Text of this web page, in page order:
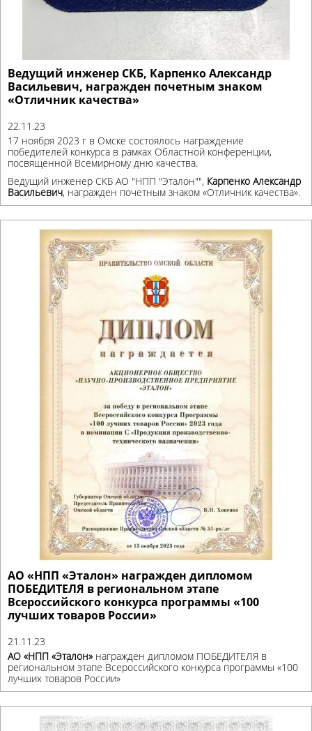
Ведущий инженер СКБ, Карпенко Александр
Васильевич, награжден почетным знаком
«Отличник качества»
22.11.23
17 ноября 2023 г в Омске состоялось награждение
победителей конкурса в рамках Областной конференции,
посвященной Всемирному дню качества.
Ведущий инженер СКБ АО "НПП "Эталон"", Карпенко Александр
Васильевич, награжден почетным знаком «Отличник качества».
АО «НПП «Эталон» награжден дипломом
ПОБЕДИТЕЛЯ в региональном этапе
Всероссийского конкурса программы «100
лучших товаров России»
21.11.23
АО «НПП «Эталон» награжден дипломом ПОБЕДИТЕЛЯ в
региональном этапе Всероссийского конкурса программы «100
лучших товаров России»